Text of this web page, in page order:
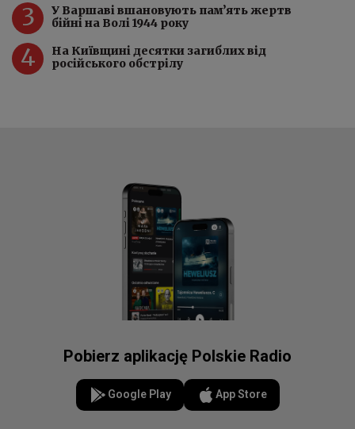
3
У Варшаві вшановують пам’ять жертв
бійні на Волі 1944 року
4
На Київщині десятки загиблих від
російського обстрілу
Pobierz aplikację Polskie Radio
Google Play App Store